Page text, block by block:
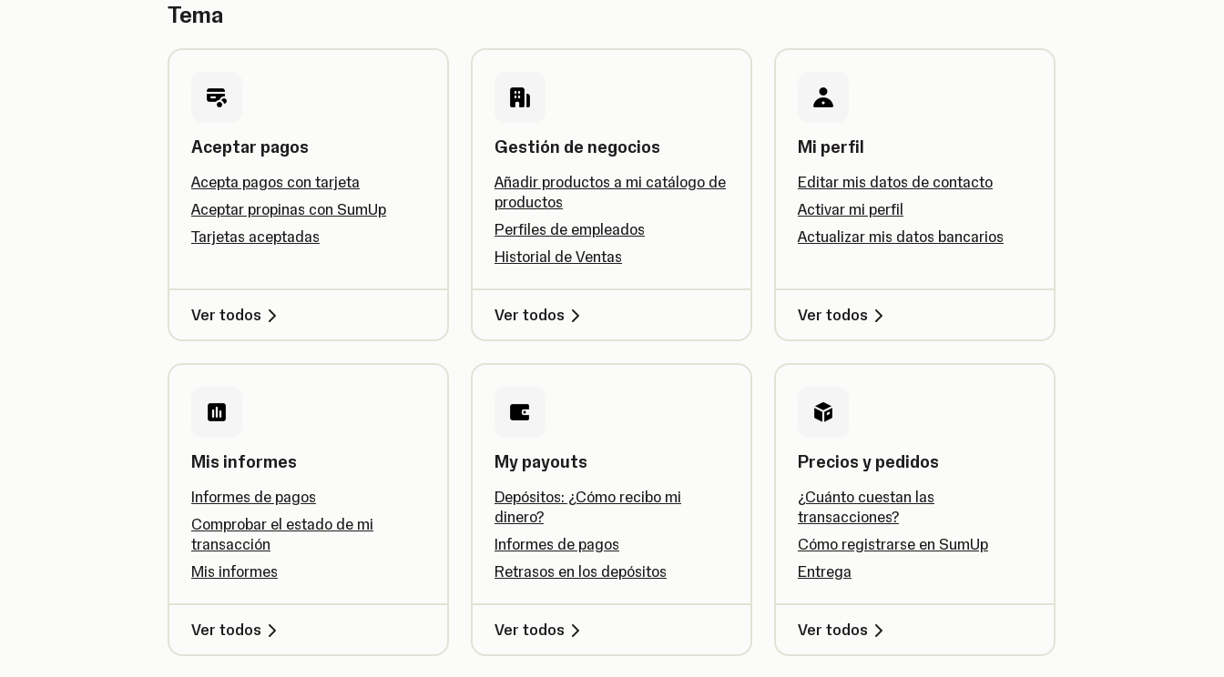
Tema
Aceptar pagos
Acepta pagos con tarjeta
Aceptar propinas con SumUp
Tarjetas aceptadas
Ver todos
Gestión de negocios
Añadir productos a mi catálogo de
productos
Perfiles de empleados
Historial de Ventas
Ver todos
Mi perfil
Editar mis datos de contacto
Activar mi perfil
Actualizar mis datos bancarios
Ver todos
Mis informes
Informes de pagos
Comprobar el estado de mi
transacción
Mis informes
Ver todos
My payouts
Depósitos: ¿Cómo recibo mi
dinero?
Informes de pagos
Retrasos en los depósitos
Ver todos
Precios y pedidos
¿Cuánto cuestan las
transacciones?
Cómo registrarse en SumUp
Entrega
Ver todos